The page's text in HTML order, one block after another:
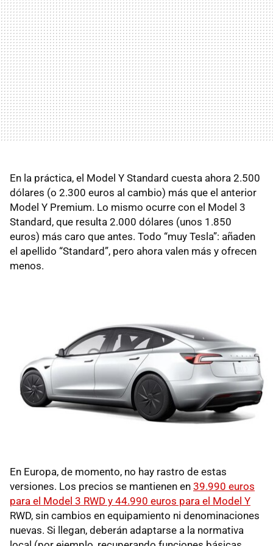
En la práctica, el Model Y Standard cuesta ahora 2.500
dólares (o 2.300 euros al cambio) más que el anterior
Model Y Premium. Lo mismo ocurre con el Model 3
Standard, que resulta 2.000 dólares (unos 1.850
euros) más caro que antes. Todo “muy Tesla”: añaden
el apellido “Standard”, pero ahora valen más y ofrecen
menos.
En Europa, de momento, no hay rastro de estas
versiones. Los precios se mantienen en 39.990 euros
para el Model 3 RWD y 44.990 euros para el Model Y
RWD, sin cambios en equipamiento ni denominaciones
nuevas. Si llegan, deberán adaptarse a la normativa